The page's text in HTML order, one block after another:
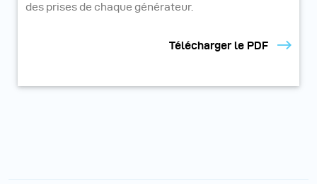
des prises de chaque générateur.
Télécharger le PDF